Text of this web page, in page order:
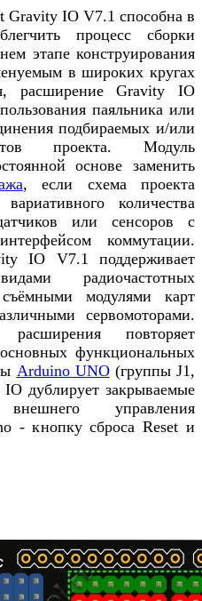
Gravity IO V7.1 способна в
процесс сборки
этапе конструирования
в широких кругах
расширение Gravity IO
паяльника или
подбираемых и/или
проекта. Модуль
основе заменить
, если схема проекта
количества
или сенсоров с
коммутации.
IO V7.1 поддерживает
радиочастотных
модулями карт
сервомоторами.
расширения повторяет
функциональных
Arduino UNO(группы J1,
дублирует закрываемые
управления
- кнопку сброса Reset и